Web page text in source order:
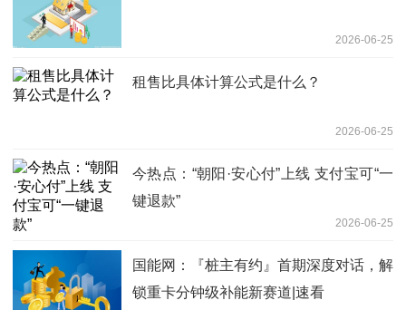
2026-06-25
租售比具体计算公式是什么？
2026-06-25
今热点：“朝阳·安心付”上线 支付宝可“一
键退款”
2026-06-25
国能网：『桩主有约』首期深度对话，解
锁重卡分钟级补能新赛道|速看